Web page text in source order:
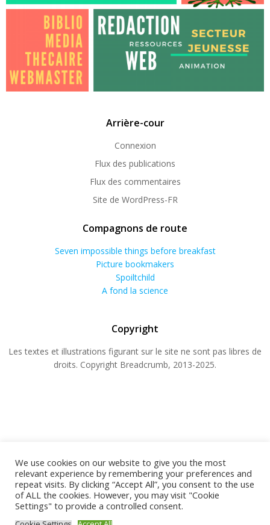
Arrière-cour
Connexion
Flux des publications
Flux des commentaires
Site de WordPress-FR
Compagnons de route
Seven impossible things before breakfast
Picture bookmakers
Spoiltchild
A fond la science
Copyright
Les textes et illustrations figurant sur le site ne sont pas libres de
droits. Copyright Breadcrumb, 2013-2025.
© 2026 BREADCRUMB.FR. Construit avec WordPress
etColibriWP Theme.
We use cookies on our website to give you the most
relevant experience by remembering your preferences and
repeat visits. By clicking “Accept All”, you consent to the use
of ALL the cookies. However, you may visit "Cookie
Settings" to provide a controlled consent.